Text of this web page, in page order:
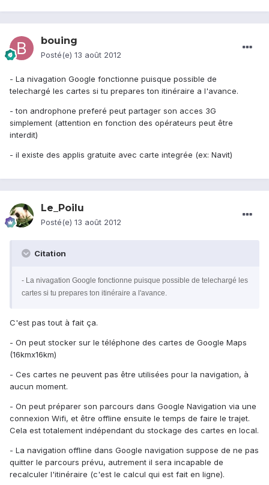
bouing
Posté(e) 13 août 2012
- La nivagation Google fonctionne puisque possible de
telechargé les cartes si tu prepares ton itinéraire a l'avance.
- ton androphone preferé peut partager son acces 3G
simplement (attention en fonction des opérateurs peut être
interdit)
- il existe des applis gratuite avec carte integrée (ex: Navit)
Le_Poilu
Posté(e) 13 août 2012
Citation
- La nivagation Google fonctionne puisque possible de telechargé les
cartes si tu prepares ton itinéraire a l'avance.
C'est pas tout à fait ça.
- On peut stocker sur le téléphone des cartes de Google Maps
(16kmx16km)
- Ces cartes ne peuvent pas être utilisées pour la navigation, à
aucun moment.
- On peut préparer son parcours dans Google Navigation via une
connexion Wifi, et être offline ensuite le temps de faire le trajet.
Cela est totalement indépendant du stockage des cartes en local.
- La navigation offline dans Google navigation suppose de ne pas
quitter le parcours prévu, autrement il sera incapable de
recalculer l'itinéraire (c'est le calcul qui est fait en ligne).